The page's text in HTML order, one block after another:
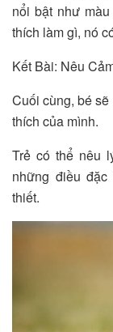
nổi bật như
thích làm gì, nó
Kết Bài: Nêu
Cuối cùng, bé
thích của mình.
Trẻ có thể nêu
những điều
thiết.